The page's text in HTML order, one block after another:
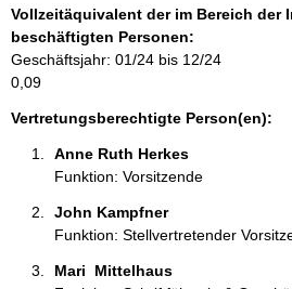
i
o
n
e
n
Vollzeitäquivalent der im Bereich der
beschäftigten Personen:
Geschäftsjahr: 01/24 bis 12/24
0,09
Vertretungsberechtigte Person(en):
Anne Ruth Herkes
Funktion: Vorsitzende
John Kampfner
Funktion: Stellvertretender
Mari  Mittelhaus